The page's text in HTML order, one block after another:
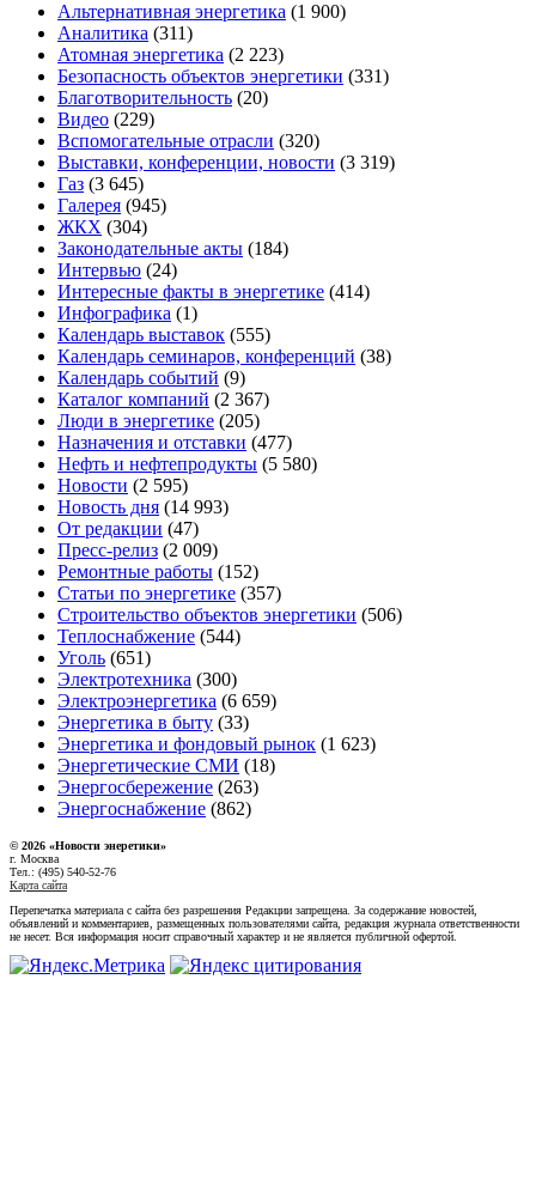
Альтернативная энергетика (1 900)
Аналитика (311)
Атомная энергетика (2 223)
Безопасность объектов энергетики (331)
Благотворительность (20)
Видео (229)
Вспомогательные отрасли (320)
Выставки, конференции, новости (3 319)
Газ (3 645)
Галерея (945)
ЖКХ (304)
Законодательные акты (184)
Интервью (24)
Интересные факты в энергетике (414)
Инфографика (1)
Календарь выставок (555)
Календарь семинаров, конференций (38)
Календарь событий (9)
Каталог компаний (2 367)
Люди в энергетике (205)
Назначения и отставки (477)
Нефть и нефтепродукты (5 580)
Новости (2 595)
Новость дня (14 993)
От редакции (47)
Пресс-релиз (2 009)
Ремонтные работы (152)
Статьи по энергетике (357)
Строительство объектов энергетики (506)
Теплоснабжение (544)
Уголь (651)
Электротехника (300)
Электроэнергетика (6 659)
Энергетика в быту (33)
Энергетика и фондовый рынок (1 623)
Энергетические СМИ (18)
Энергосбережение (263)
Энергоснабжение (862)
© 2026 «Новости энеретики»
г. Москва
Тел.: (495) 540-52-76
Карта сайта
Перепечатка материала с сайта без разрешения Редакции запрещена. За содержание новостей,
объявлений и комментариев, размещенных пользователями сайта, редакция журнала ответственности
не несет. Вся информация носит справочный характер и не является публичной офертой.